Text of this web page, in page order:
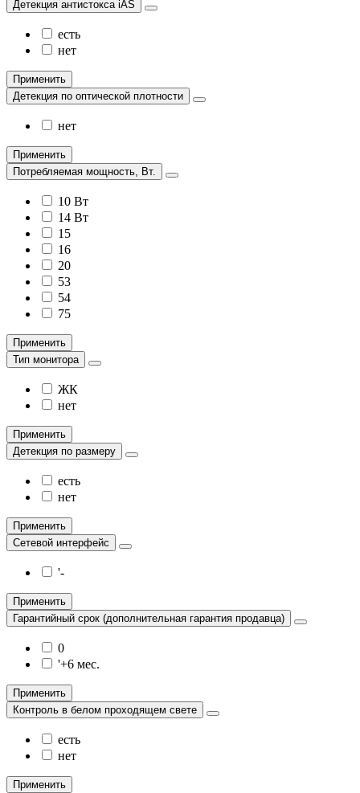
Детекция антистокса iAS
есть
нет
Применить
Детекция по оптической плотности
нет
Применить
Потребляемая мощность, Вт.
10 Вт
14 Вт
15
16
20
53
54
75
Применить
Тип монитора
ЖК
нет
Применить
Детекция по размеру
есть
нет
Применить
Сетевой интерфейс
'-
Применить
Гарантийный срок (дополнительная гарантия продавца)
0
'+6 мес.
Применить
Контроль в белом проходящем свете
есть
нет
Применить